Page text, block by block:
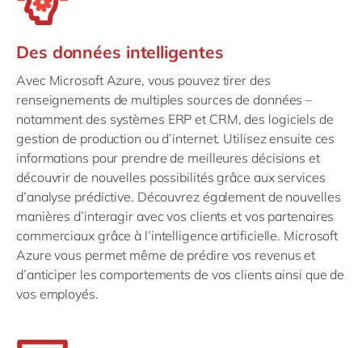
Des données intelligentes
Avec Microsoft Azure, vous pouvez tirer des
renseignements de multiples sources de données –
notamment des systèmes ERP et CRM, des logiciels de
gestion de production ou d’internet. Utilisez ensuite ces
informations pour prendre de meilleures décisions et
découvrir de nouvelles possibilités grâce aux services
d’analyse prédictive. Découvrez également de nouvelles
manières d’interagir avec vos clients et vos partenaires
commerciaux grâce à l’intelligence artificielle. Microsoft
Azure vous permet même de prédire vos revenus et
d’anticiper les comportements de vos clients ainsi que de
vos employés.